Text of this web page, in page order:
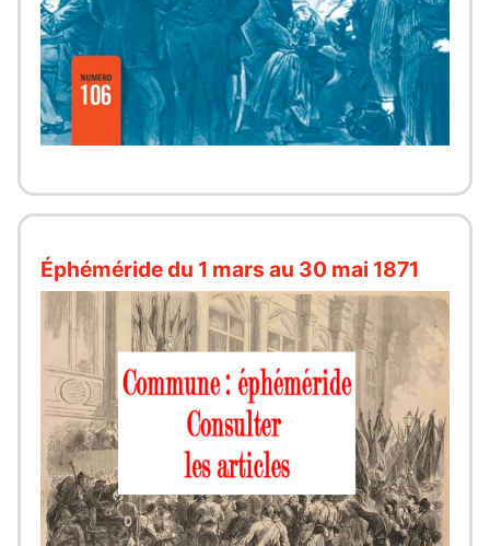
Éphéméride du 1 mars au 30 mai 1871